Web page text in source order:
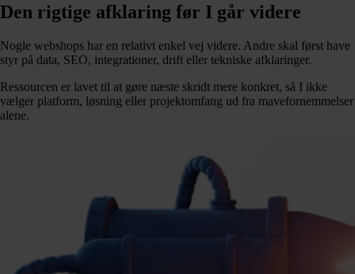
Den rigtige afklaring før I går videre
Nogle webshops har en relativt enkel vej videre. Andre skal først have
styr på data, SEO, integrationer, drift eller tekniske afklaringer.
Ressourcen er lavet til at gøre næste skridt mere konkret, så I ikke
vælger platform, løsning eller projektomfang ud fra mavefornemmelser
alene.